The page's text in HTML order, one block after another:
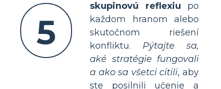
5
skupinovú reflexiu po
každom hranom alebo
skutočnom riešení
konfliktu. Pýtajte sa,
aké stratégie fungovali
a ako sa všetci cítili, aby
ste posilnili učenie a